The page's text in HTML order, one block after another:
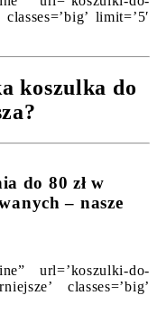
limit=’5′
koszulka do
do 80 zł w
– nasze
url=’koszulki-do-
classes=’big’